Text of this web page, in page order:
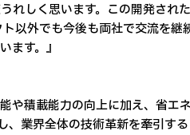
れしく思います。この開発され
以外でも今後も両社で交流を継
ます。』
や積載能力の向上に加え、省エ
業界全体の技術革新を牽引す